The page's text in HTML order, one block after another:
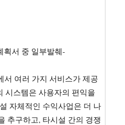
획서 중 일부발췌-
서 여러 가지 서비스가 제공
시스템은 사용자의 편익을
자체적인 수익사업은 더 나
추구하고, 타시설 간의 경쟁